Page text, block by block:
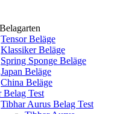
Tensor Beläge
Klassiker Beläge
Spring Sponge Beläge
Japan Beläge
China Beläge
Belag Test
Tibhar Aurus Belag Test